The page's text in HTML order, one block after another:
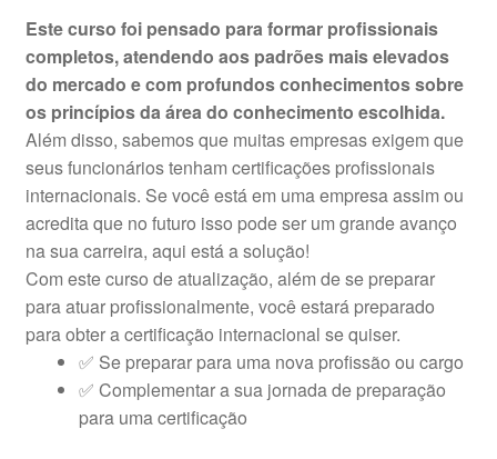
Este curso foi pensado para formar profissionais
completos, atendendo aos padrões mais elevados
do mercado e com profundos conhecimentos sobre
os princípios da área do conhecimento escolhida.
Além disso, sabemos que muitas empresas exigem que
seus funcionários tenham certificações profissionais
internacionais. Se você está em uma empresa assim ou
acredita que no futuro isso pode ser um grande avanço
na sua carreira, aqui está a solução!
Com este curso de atualização, além de se preparar
para atuar profissionalmente, você estará preparado
para obter a certificação internacional se quiser.
✅ Se preparar para uma nova profissão ou cargo
✅ Complementar a sua jornada de preparação
para uma certificação